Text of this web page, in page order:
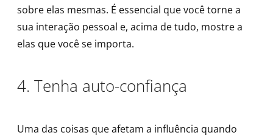
sobre elas mesmas. É essencial que você torne a
sua interação pessoal e, acima de tudo, mostre a
elas que você se importa.
4. Tenha auto-confiança
Uma das coisas que afetam a influência quando